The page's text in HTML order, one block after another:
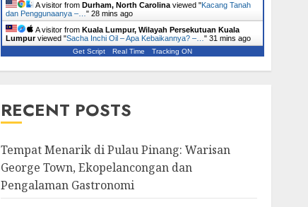
A visitor from Durham, North Carolinaviewed "Kacang Tanah
dan Penggunaanya –… " 28 mins ago
A visitor from Kuala Lumpur, Wilayah Persekutuan Kuala
Lumpurviewed "Sacha Inchi Oil – Apa Kebaikannya? –… " 31 mins ago
Get Script Real Time Tracking ON
RECENT POSTS
Tempat Menarik di Pulau Pinang: Warisan
George Town, Ekopelancongan dan
Pengalaman Gastronomi